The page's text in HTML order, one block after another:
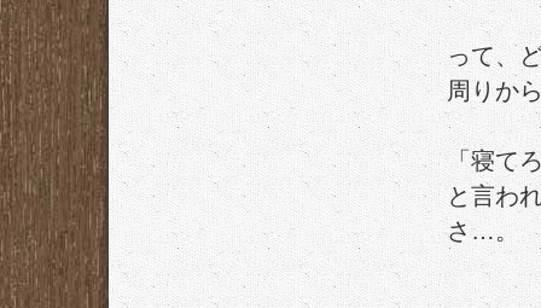
って、
周りか
「寝て
と言わ
さ…。